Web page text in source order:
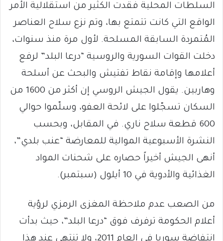
السلطات المحلية فقدت الكثير من استقلالية الأمر
الواقع التي كانت تتمتع بها، وتم نزع سلاح العناصر
المُتمردة السابقة المسلحة. لأول مرة منذ سنوات،
دخلت القوات السورية والروسية “درعا البلد” لرفع
أعلامها وإقامة نقاط تفتيش والبحث عن أسلحة
وهاربين. يقول الجيش الروسي إن أكثر من 1600 من
السكان تسجّلوا على لائحة العفو، وسلّموا حوالي
600 قطعة سلاح ناري. في المقابل، وبحسب
النشرة الأسبوعية الموالية للمعارضة “عنب بلدي”،
أنهى الجيش أخيراً حصاره على شحنات المواد
الغذائية والأدوية في 10 أيلول (سبتمبر).
من الصعب عدم ملاحظة المغزى الرمزي لرؤية
أعلام الحكومة ترفرف فوق “درعا البلد”، حيث بدأت